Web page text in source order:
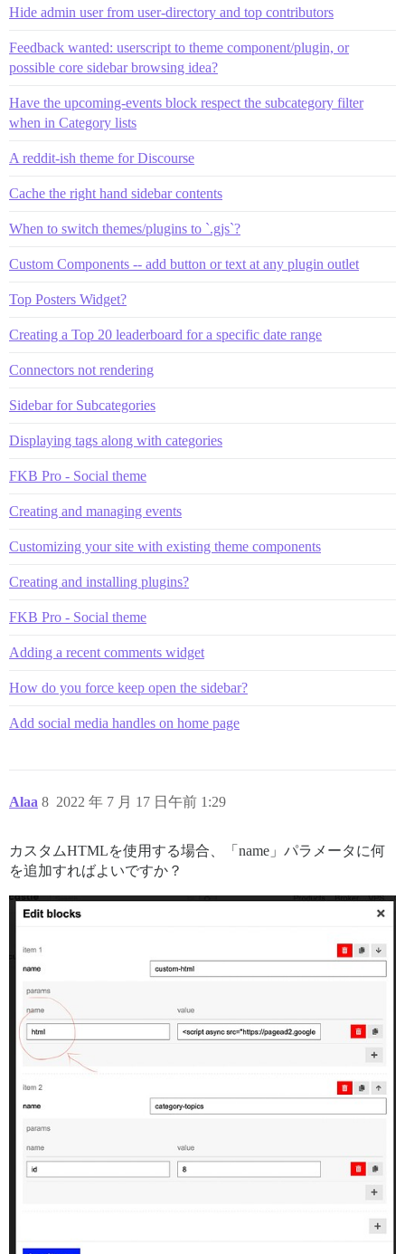
Hide admin user from user-directory and top contributors
Feedback wanted: userscript to theme component/plugin, or
possible core sidebar browsing idea?
Have the upcoming-events block respect the subcategory filter
when in Category lists
A reddit-ish theme for Discourse
Cache the right hand sidebar contents
When to switch themes/plugins to `.gjs`?
Custom Components -- add button or text at any plugin outlet
Top Posters Widget?
Creating a Top 20 leaderboard for a specific date range
Connectors not rendering
Sidebar for Subcategories
Displaying tags along with categories
FKB Pro - Social theme
Creating and managing events
Customizing your site with existing theme components
Creating and installing plugins?
FKB Pro - Social theme
Adding a recent comments widget
How do you force keep open the sidebar?
Add social media handles on home page
Alaa 2022 年 7 月 17 日午前 1:29
8
カスタムHTMLを使用する場合、「name」パラメータに何
を追加すればよいですか？